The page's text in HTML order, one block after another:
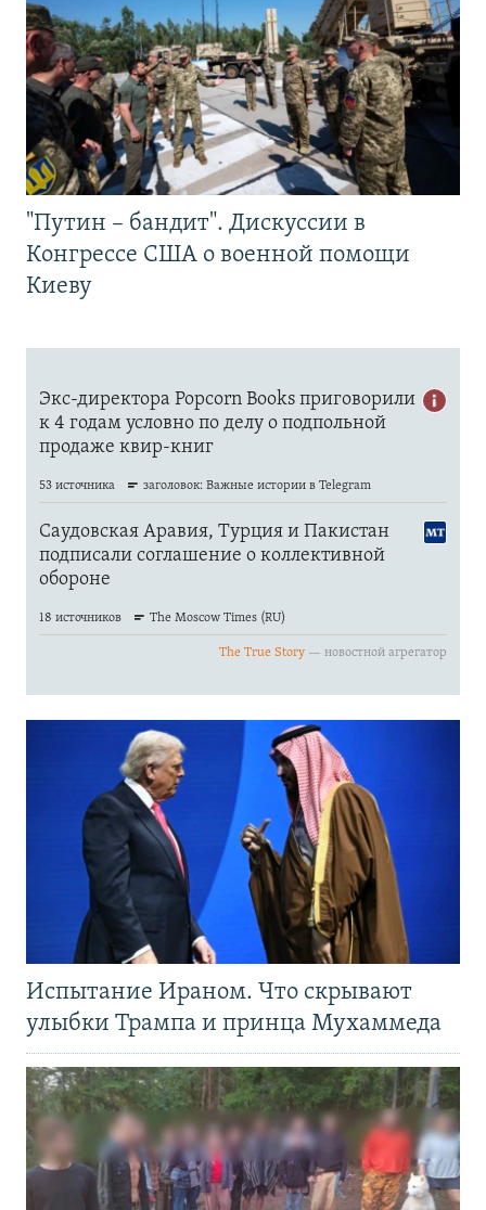
"Путин – бандит". Дискуссии в
Конгрессе США о военной помощи
Киеву
Испытание Ираном. Что скрывают
улыбки Трампа и принца Мухаммеда